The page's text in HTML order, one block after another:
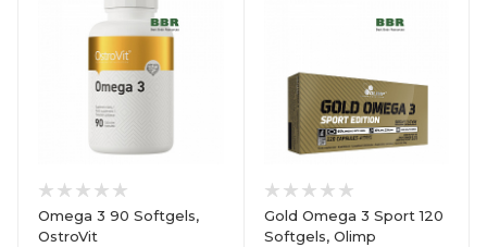
Omega 3 90 Softgels,
OstroVit
Gold Omega 3 Sport 120
Softgels, Olimp